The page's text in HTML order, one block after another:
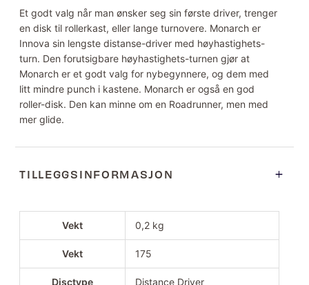
Et godt valg når man ønsker seg sin første driver, trenger
en disk til rollerkast, eller lange turnovere. Monarch er
Innova sin lengste distanse-driver med høyhastighets-
turn. Den forutsigbare høyhastighets-turnen gjør at
Monarch er et godt valg for nybegynnere, og dem med
litt mindre punch i kastene. Monarch er også en god
roller-disk. Den kan minne om en Roadrunner, men med
mer glide.
TILLEGGSINFORMASJON
Vekt 0,2 kg
Vekt 175
Disctype Distance Driver